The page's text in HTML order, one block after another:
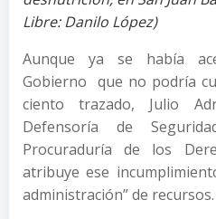
Libre: Danilo López)
Aunque ya se había
Gobierno que no podría
ciento trazado, Julio
Defensoría de
Procuraduría de los
atribuye ese
administración” de recursos.